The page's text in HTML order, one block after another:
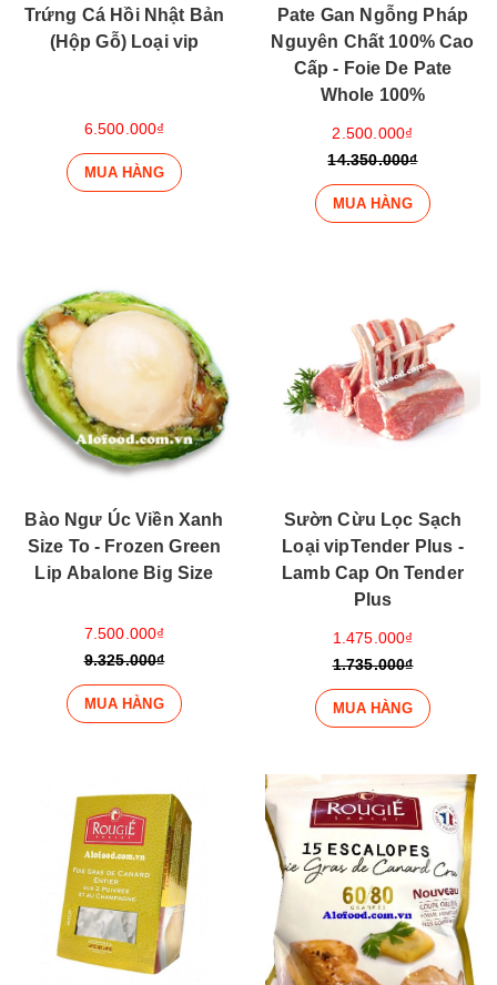
Trứng Cá Hồi Nhật Bản
(Hộp Gỗ) Loại vip
6.500.000₫
MUA HÀNG
Pate Gan Ngỗng Pháp
Nguyên Chất 100% Cao
Cấp - Foie De Pate
Whole 100%
2.500.000₫
14.350.000₫
MUA HÀNG
Bào Ngư Úc Viền Xanh
Size To - Frozen Green
Lip Abalone Big Size
7.500.000₫
9.325.000₫
MUA HÀNG
Sườn Cừu Lọc Sạch
Loại vipTender Plus -
Lamb Cap On Tender
Plus
1.475.000₫
1.735.000₫
MUA HÀNG